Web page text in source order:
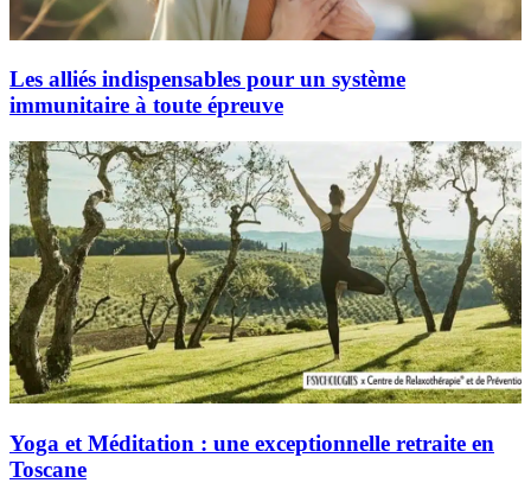
Les alliés indispensables pour un système
immunitaire à toute épreuve
Yoga et Méditation : une exceptionnelle retraite en
Toscane